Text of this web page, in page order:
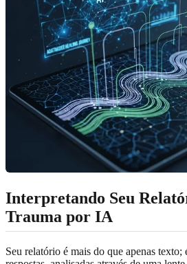
Interpretando Seu
Trauma por IA
Seu relatório é mais do que apenas texto;